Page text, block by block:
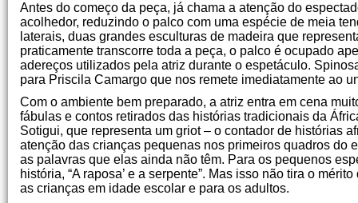
Antes do começo da peça, já chama a atenção do
acolhedor, reduzindo o palco com uma espécie de meia
laterais, duas grandes esculturas de madeira que
praticamente transcorre toda a peça, o palco é ocupado
adereços utilizados pela atriz durante o espetáculo.
para Priscila Camargo que nos remete imediatamente ao
Com o ambiente bem preparado, a atriz entra em cena
fábulas e contos retirados das histórias tradicionais da
Sotigui, que representa um griot – o contador de histórias
atenção das crianças pequenas nos primeiros quadros do
as palavras que elas ainda não têm. Para os pequenos
história, “A raposa’ e a serpente”. Mas isso não tira o
as crianças em idade escolar e para os adultos.